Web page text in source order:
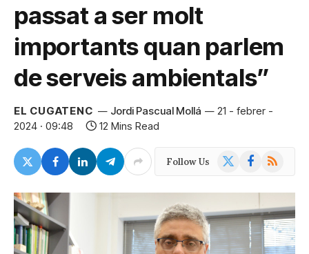
passat a ser molt
importants quan parlem
de serveis ambientals”
EL CUGATENC Jordi Pascual Mollá
21 - febrer -
2024 · 09:48
12 Mins Read
Follow Us Facebook
RSS